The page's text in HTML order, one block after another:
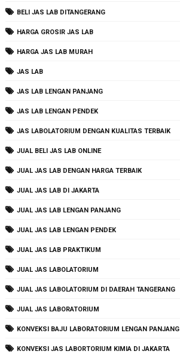
BELI JAS LAB DITANGERANG
HARGA GROSIR JAS LAB
HARGA JAS LAB MURAH
JAS LAB
JAS LAB LENGAN PANJANG
JAS LAB LENGAN PENDEK
JAS LABOLATORIUM DENGAN KUALITAS TERBAIK
JUAL BELI JAS LAB ONLINE
JUAL JAS LAB DENGAN HARGA TERBAIK
JUAL JAS LAB DI JAKARTA
JUAL JAS LAB LENGAN PANJANG
JUAL JAS LAB LENGAN PENDEK
JUAL JAS LAB PRAKTIKUM
JUAL JAS LABOLATORIUM
JUAL JAS LABOLATORIUM DI DAERAH TANGERANG
JUAL JAS LABORATORIUM
KONVEKSI BAJU LABORATORIUM LENGAN PANJANG
KONVEKSI JAS LABORTORIUM KIMIA DI JAKARTA